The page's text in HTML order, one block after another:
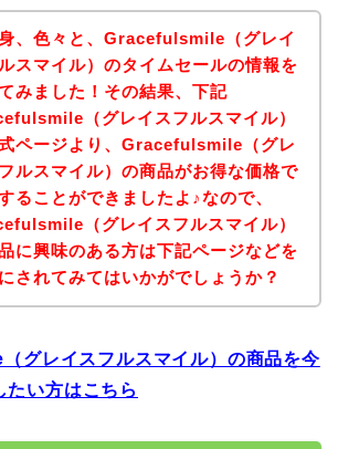
、色々と、Gracefulsmile（グレイ
スマイル）のタイムセールの情報を
みました！その結果、下記
（グレイスフルスマイル）
ページより、Gracefulsmile（グレ
ルスマイル）の商品がお得な価格で
ることができましたよ♪なので、
（グレイスフルスマイル）
に興味のある方は下記ページなどを
されてみてはいかがでしょうか？
グレイスフルスマイル）の商品を今
たい方はこちら